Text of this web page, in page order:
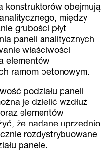
konstruktorów obejmują
między
grubości płyt
paneli analitycznych
właściwości
elementów
ramom betonowym.
podziału paneli
je dzielić wzdłuż
elementów
że nadane uprzednio
rozdystrybuowane
panele.